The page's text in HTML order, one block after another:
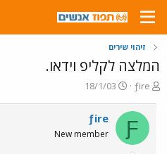
זיהוי שירים
המלצה לקליפ וידאו.
פ
ח
ה
ƒire
פ
ס
ם
18/1/03
Ƒ
ƒire
New member